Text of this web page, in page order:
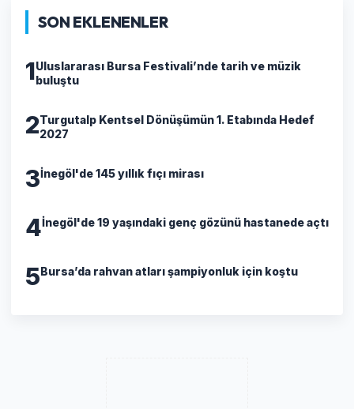
SON EKLENENLER
1Uluslararası Bursa Festivali’nde tarih ve müzik
buluştu
2Turgutalp Kentsel Dönüşümün 1. Etabında Hedef
2027
3İnegöl'de 145 yıllık fıçı mirası
4İnegöl'de 19 yaşındaki genç gözünü hastanede açtı
5Bursa’da rahvan atları şampiyonluk için koştu